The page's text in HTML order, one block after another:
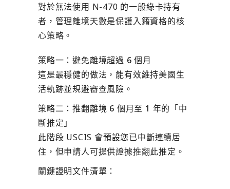
對於無法使用 N-470 的一般綠卡持有
者，管理離境天數是保護入籍資格的核
心策略。
策略一：避免離境超過 6 個月
這是最穩健的做法，能有效維持美國生
活軌跡並規避審查風險。
策略二：推翻離境 6 個月至 1 年的「中
斷推定」
此階段 USCIS 會預設您已中斷連續居
住，但申請人可提供證據推翻此推定。
關鍵證明文件清單：